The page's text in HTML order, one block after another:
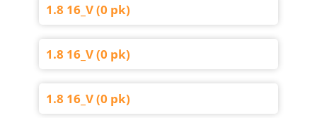
1.8 16_V (0 pk)
1.8 16_V (0 pk)
1.8 16_V (0 pk)